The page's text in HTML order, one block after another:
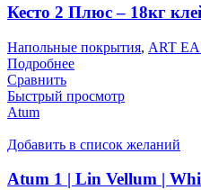
Кесто 2 Плюс – 18кг
Напольные покрытия, ART
Подробнее
Сравнить
Быстрый просмотр
Atum
Добавить в список желаний
Atum 1 | Lin Vellum |